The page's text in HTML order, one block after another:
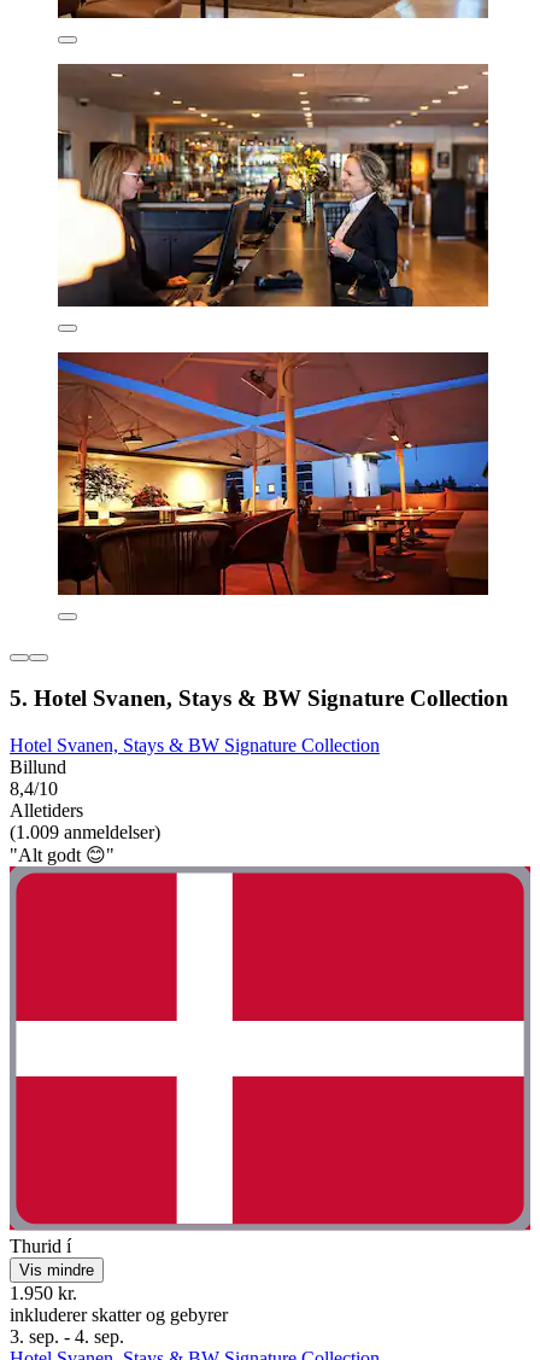
5. Hotel Svanen, Stays & BW Signature Collection
Hotel Svanen, Stays & BW Signature Collection
Billund
8,4/10
Alletiders
(1.009 anmeldelser)
"Alt godt 😊"
Thurid í
Vis mindre
1.950 kr.
inkluderer skatter og gebyrer
3. sep. - 4. sep.